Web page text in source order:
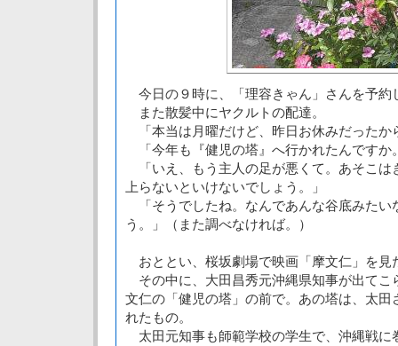
今日の９時に、「理容きゃん」さんを予約
また散髪中にヤクルトの配達。
「本当は月曜だけど、昨日お休みだったか
「今年も『健児の塔』へ行かれたんですか
「いえ、もう主人の足が悪くて。あそこは
上らないといけないでしょう。」
「そうでしたね。なんであんな谷底みたい
う。」（また調べなければ。）
おととい、桜坂劇場で映画「摩文仁」を見
その中に、大田昌秀元沖縄県知事が出てこ
文仁の「健児の塔」の前で。あの塔は、太田
れたもの。
太田元知事も師範学校の学生で、沖縄戦に